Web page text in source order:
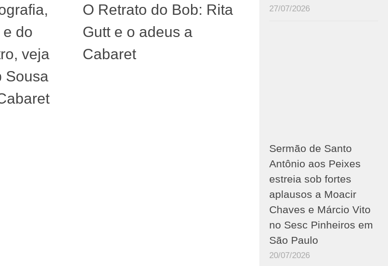
do
veja
Sousa
O Retrato do Bob: Rita
Gutt e o adeus a
Cabaret
27/07/2026
Sermão de Santo
Antônio aos Peixes
estreia sob fortes
aplausos a Moacir
Chaves e Márcio Vito
no Sesc Pinheiros em
São Paulo
20/07/2026